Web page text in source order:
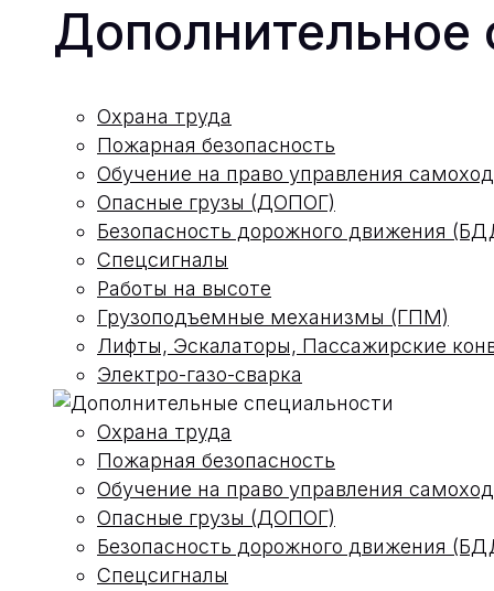
Дополнительное
Охрана труда
Пожарная безопасность
Обучение на право управления
Опасные грузы (ДОПОГ)
Безопасность дорожного движения
Спецсигналы
Работы на высоте
Грузоподъемные механизмы (ГПМ)
Лифты, Эскалаторы, Пассажирские
Электро-газо-сварка
Охрана труда
Пожарная безопасность
Обучение на право управления
Опасные грузы (ДОПОГ)
Безопасность дорожного движения
Спецсигналы